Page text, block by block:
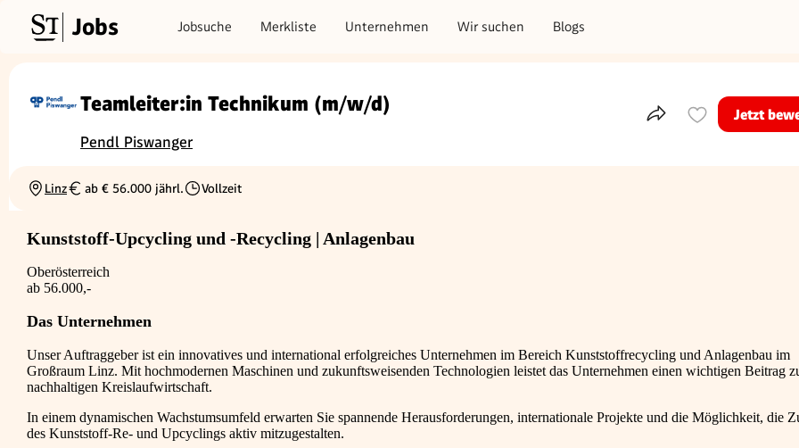
Jobs Jobsuche Merkliste Unternehmen Wir suchen Blogs
Teamleiter:in Technikum (m/w/d)
Pendl Piswanger
Teile dieses Inserat
Jetzt
Ortschaft
Linz
Gehalt
ab € 56.000 jährl.
Beschäftigungsart
Vollzeit
Kunststoff-Upcycling und -Recycling | Anlagenbau
Oberösterreich
ab 56.000,-
Das Unternehmen
Unser Auftraggeber ist ein innovatives und international erfolgreiches Unternehmen im Bereich Kunststoffrecycling und Anlagenbau im
Großraum Linz. Mit hochmodernen Maschinen und zukunftsweisenden Technologien leistet das Unternehmen einen wichtigen Beitrag
nachhaltigen Kreislaufwirtschaft.
In einem dynamischen Wachstumsumfeld erwarten Sie spannende Herausforderungen, internationale Projekte und die Möglichkeit, die
des Kunststoff-Re- und Upcyclings aktiv mitzugestalten.